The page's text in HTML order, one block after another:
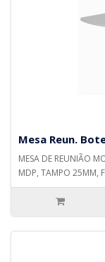
Mesa Reun.
MESA DE REUNIÃO
MDP, TAMPO 25MM,